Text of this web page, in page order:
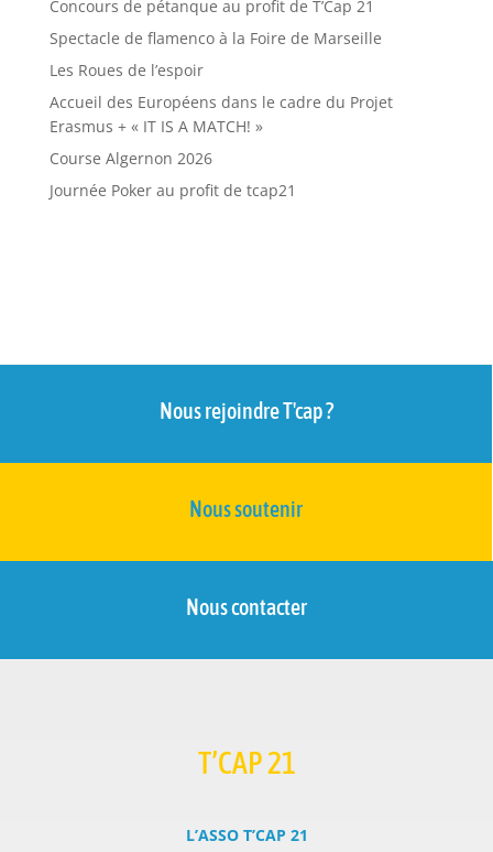
Concours de pétanque au profit de T’Cap 21
Spectacle de flamenco à la Foire de Marseille
Les Roues de l’espoir
Accueil des Européens dans le cadre du Projet
Erasmus + « IT IS A MATCH! »
Course Algernon 2026
Journée Poker au profit de tcap21
Nous rejoindre T'cap ?
Nous soutenir
Nous contacter
T’CAP 21
L’ASSO T’CAP 21